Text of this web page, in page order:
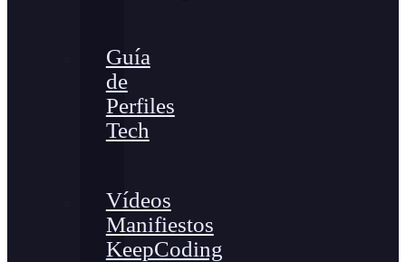
Guía
de
Perfiles
Tech
Vídeos
Manifiestos
KeepCoding